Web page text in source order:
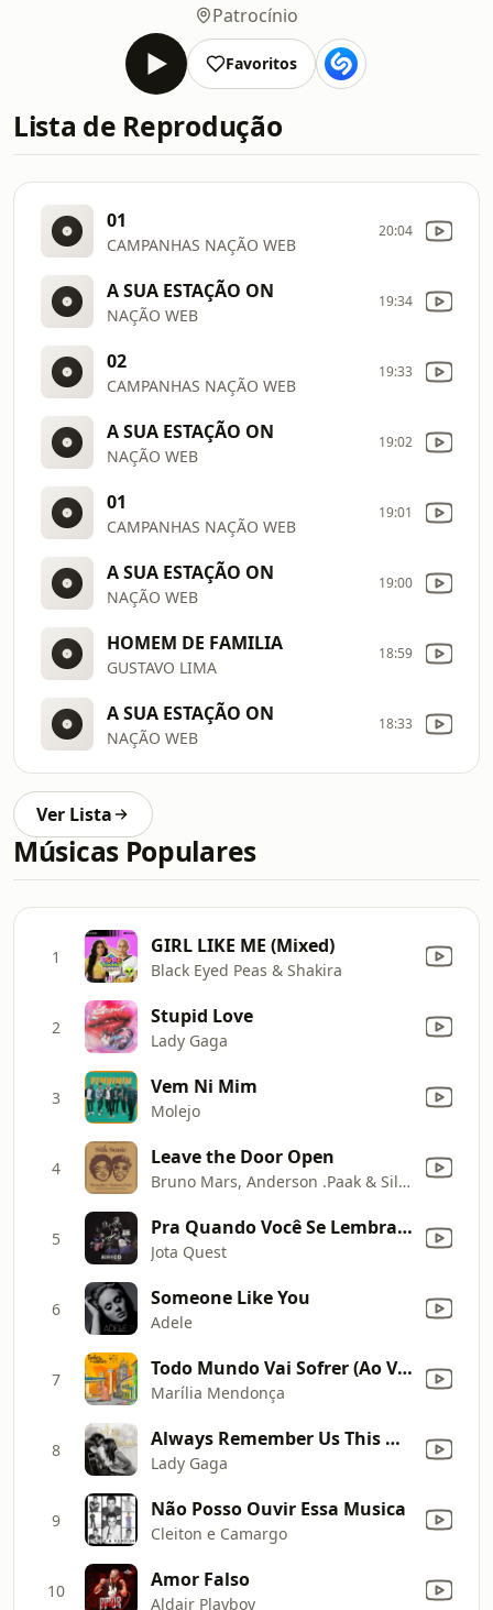
Patrocínio
Favoritos
Lista de Reprodução
01
CAMPANHAS NAÇÃO WEB
20:04
A SUA ESTAÇÃO ON
NAÇÃO WEB
19:34
02
CAMPANHAS NAÇÃO WEB
19:33
A SUA ESTAÇÃO ON
NAÇÃO WEB
19:02
01
CAMPANHAS NAÇÃO WEB
19:01
A SUA ESTAÇÃO ON
NAÇÃO WEB
19:00
HOMEM DE FAMILIA
GUSTAVO LIMA
18:59
A SUA ESTAÇÃO ON
NAÇÃO WEB
18:33
Ver Lista
Músicas Populares
1 GIRL LIKE ME (Mixed)
Black Eyed Peas & Shakira
2 Stupid Love
Lady Gaga
3 Vem Ni Mim
Molejo
4 Leave the Door Open
Bruno Mars, Anderson .Paak & Silk Sonic
5 Pra Quando Você Se Lembrar de Mim (Acústico Ao Vivo)
Jota Quest
6 Someone Like You
Adele
7 Todo Mundo Vai Sofrer (Ao Vivo)
Marília Mendonça
8 Always Remember Us This Way
Lady Gaga
9 Não Posso Ouvir Essa Musica
Cleiton e Camargo
10 Amor Falso
Aldair Playboy